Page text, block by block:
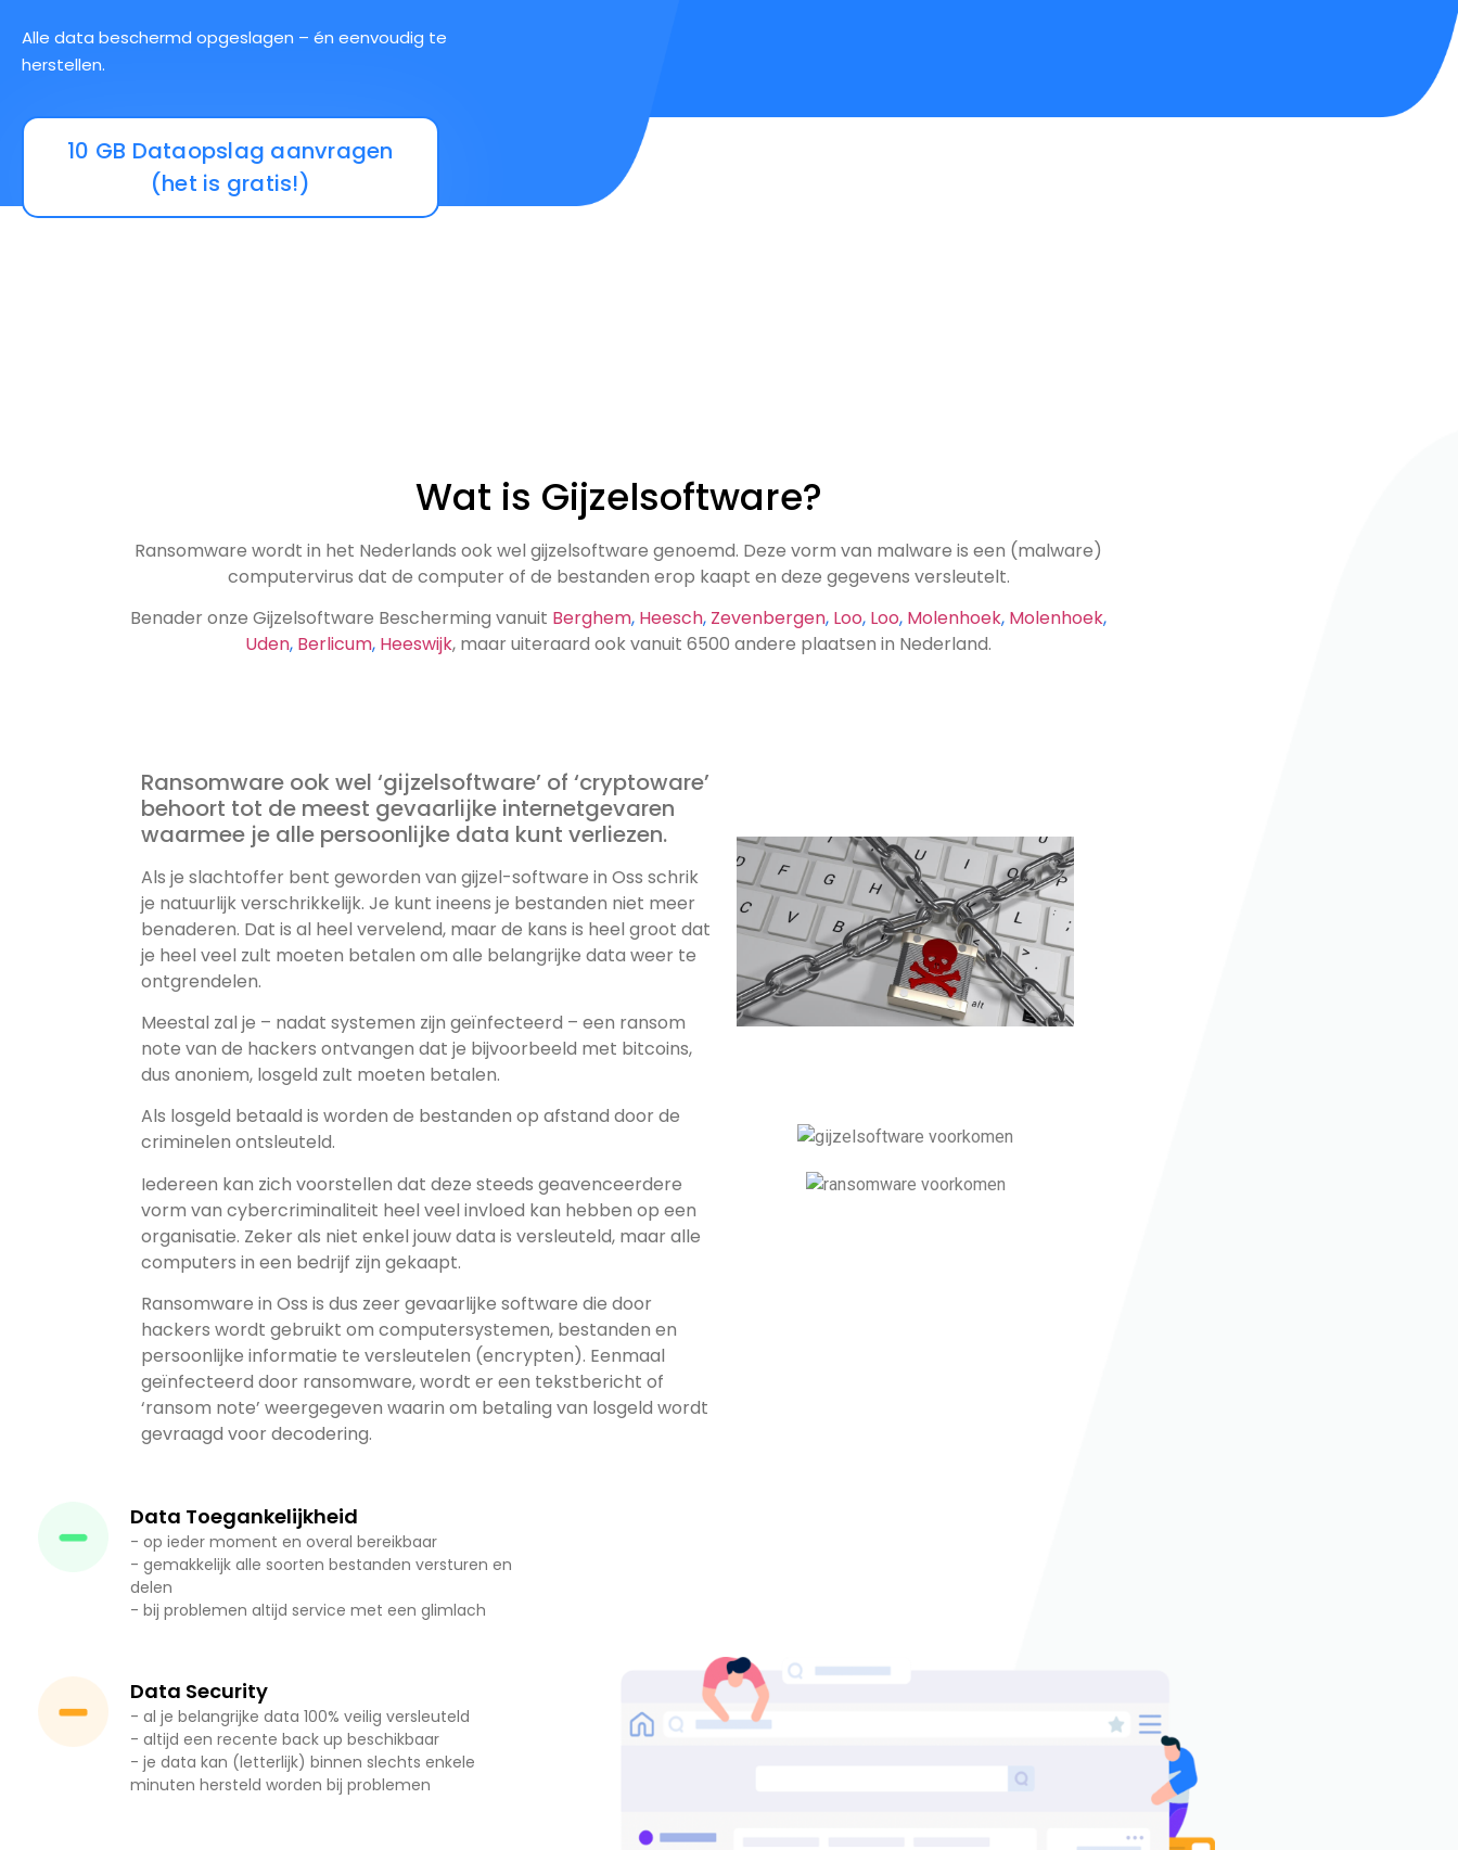
Alle data beschermd opgeslagen – én eenvoudig te
herstellen.
10 GB Dataopslag aanvragen
(het is gratis!)
Wat is Gijzelsoftware?
Ransomware wordt in het Nederlands ook wel gijzelsoftware genoemd. Deze vorm van malware is een (malware)
computervirus dat de computer of de bestanden erop kaapt en deze gegevens versleutelt.
Benader onze Gijzelsoftware Bescherming vanuit Berghem, Heesch, Zevenbergen, Loo, Loo, Molenhoek, Molenhoek,
Uden, Berlicum, Heeswijk, maar uiteraard ook vanuit 6500 andere plaatsen in Nederland.
Ransomware ook wel ‘gijzelsoftware’ of ‘cryptoware’
behoort tot de meest gevaarlijke internetgevaren
waarmee je alle persoonlijke data kunt verliezen.
Als je slachtoffer bent geworden van gijzel-software in Oss schrik
je natuurlijk verschrikkelijk. Je kunt ineens je bestanden niet meer
benaderen. Dat is al heel vervelend, maar de kans is heel groot dat
je heel veel zult moeten betalen om alle belangrijke data weer te
ontgrendelen.
Meestal zal je – nadat systemen zijn geïnfecteerd – een ransom
note van de hackers ontvangen dat je bijvoorbeeld met bitcoins,
dus anoniem, losgeld zult moeten betalen.
Als losgeld betaald is worden de bestanden op afstand door de
criminelen ontsleuteld.
Iedereen kan zich voorstellen dat deze steeds geavenceerdere
vorm van cybercriminaliteit heel veel invloed kan hebben op een
organisatie. Zeker als niet enkel jouw data is versleuteld, maar alle
computers in een bedrijf zijn gekaapt.
Ransomware in Oss is dus zeer gevaarlijke software die door
hackers wordt gebruikt om computersystemen, bestanden en
persoonlijke informatie te versleutelen (encrypten). Eenmaal
geïnfecteerd door ransomware, wordt er een tekstbericht of
‘ransom note’ weergegeven waarin om betaling van losgeld wordt
gevraagd voor decodering.
Data Toegankelijkheid
- op ieder moment en overal bereikbaar
- gemakkelijk alle soorten bestanden versturen en
delen
- bij problemen altijd service met een glimlach
Data Security
- al je belangrijke data 100% veilig versleuteld
- altijd een recente back up beschikbaar
- je data kan (letterlijk) binnen slechts enkele
minuten hersteld worden bij problemen